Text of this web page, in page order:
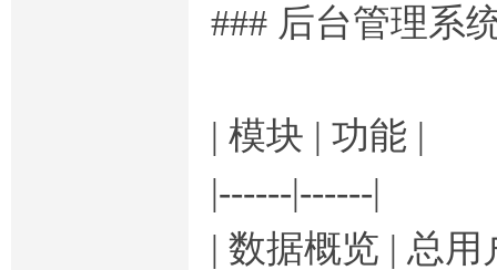
### 后台管理系
| 模块 | 功能 |
|------|------|
| 数据概览 | 总